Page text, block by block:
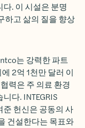
. 이 시설은 분명
하고 삶의 질을 향상
는 강력한 파트
2억 1천만 달러 이
력은 주 의료 환경
다. INTEGRIS
헌신은 공동의 사
건설한다는 목표와